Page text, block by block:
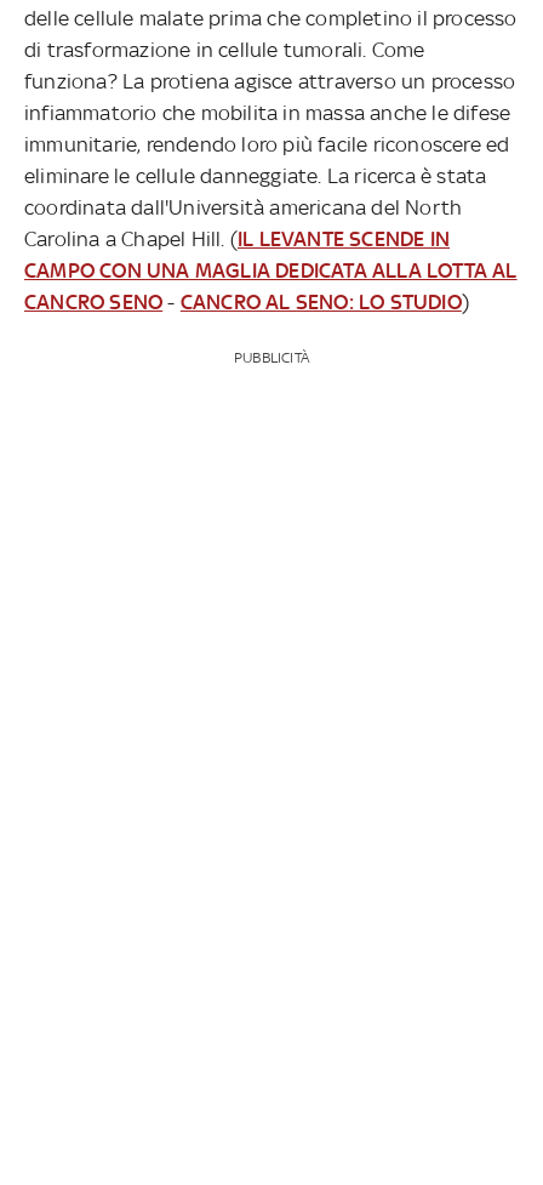
delle cellule malate prima che completino il processo
di trasformazione in cellule tumorali. Come
funziona? La protiena agisce attraverso un processo
infiammatorio che mobilita in massa anche le difese
immunitarie, rendendo loro più facile riconoscere ed
eliminare le cellule danneggiate. La ricerca è stata
coordinata dall'Università americana del North
Carolina a Chapel Hill. (IL LEVANTE SCENDE IN
CAMPO CON UNA MAGLIA DEDICATA ALLA LOTTA AL
CANCRO SENO - CANCRO AL SENO: LO STUDIO)
PUBBLICITÀ